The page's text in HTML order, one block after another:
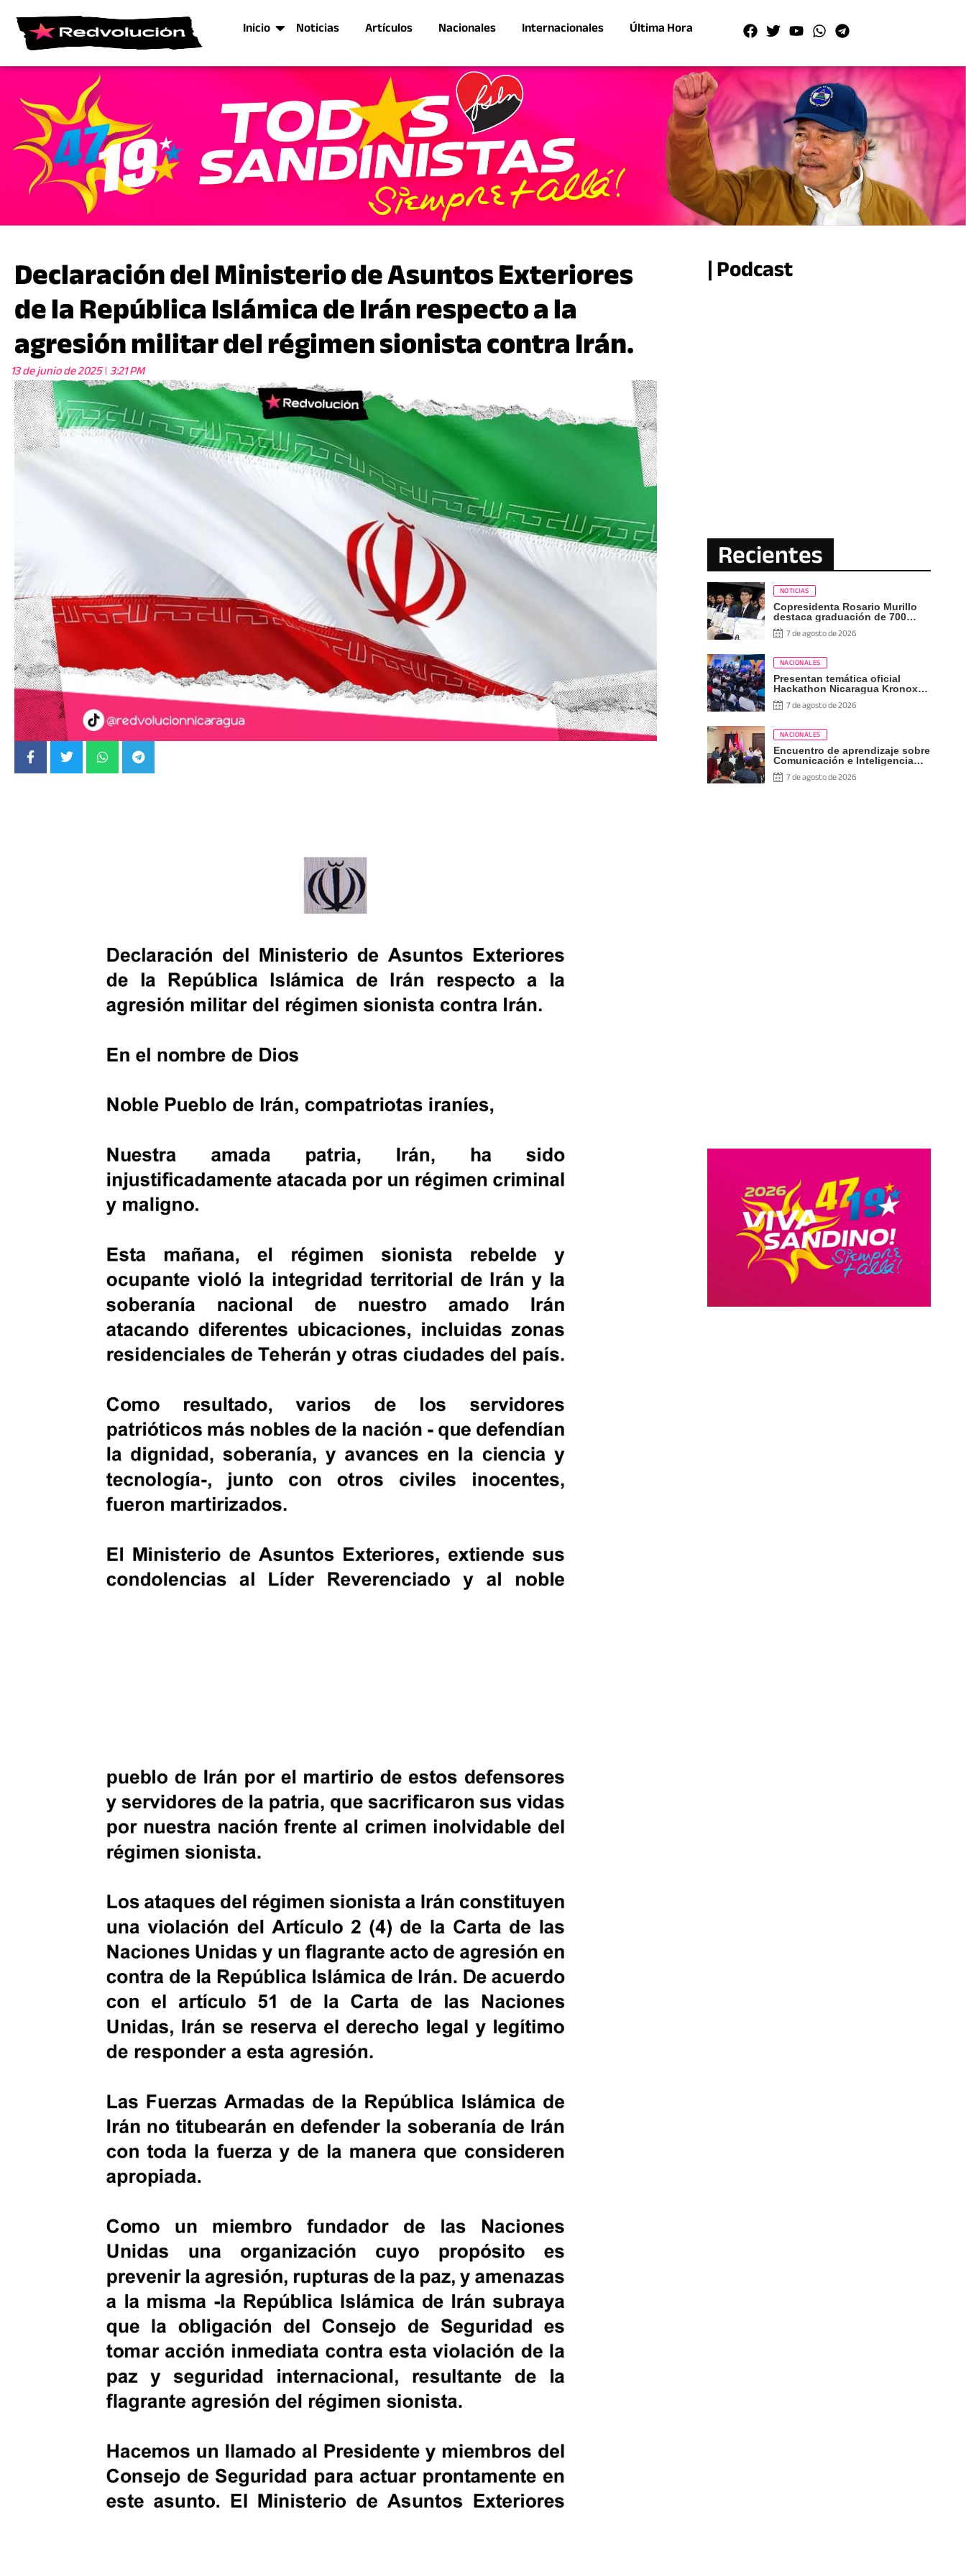
Inicio Noticias Artículos Nacionales Internacionales Última Hora
Declaración del Ministerio de Asuntos Exteriores
de la República Islámica de Irán respecto a la
agresión militar del régimen sionista contra Irán.
13 de junio de 2025 3:21 PM
| Podcast
Recientes
NOTICIAS
Copresidenta Rosario Murillo
destaca graduación de 700
nuevos profesionales Pueblo
Presidente
7 de agosto de 2026
NACIONALES
Presentan temática oficial
Hackathon Nicaragua Kronox
2026, 10 años ¡Siempre Más
Allá!7 de agosto de 2026
NACIONALES
Encuentro de aprendizaje sobre
Comunicación e Inteligencia
Artificial
7 de agosto de 2026